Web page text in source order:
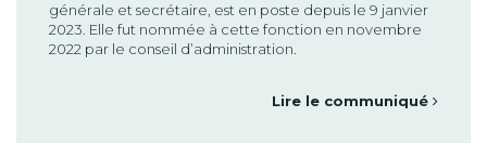
générale et secrétaire, est en poste depuis le 9 janvier
2023. Elle fut nommée à cette fonction en novembre
2022 par le conseil d’administration.
Lire le communiqué